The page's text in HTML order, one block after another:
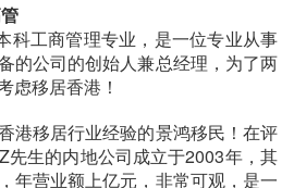
科工商管理专业，是一位专业从事
的公司的创始人兼总经理，为了两
虑移居香港！
港移居行业经验的景鸿移民！在评
先生的内地公司成立于2003年，其
年营业额上亿元，非常可观，是一